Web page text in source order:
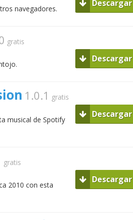
navegadores.
Descargar
gratis
Descargar
1.0.1 gratis
musical de Spotify
Descargar
gratis
2010 con esta
Descargar